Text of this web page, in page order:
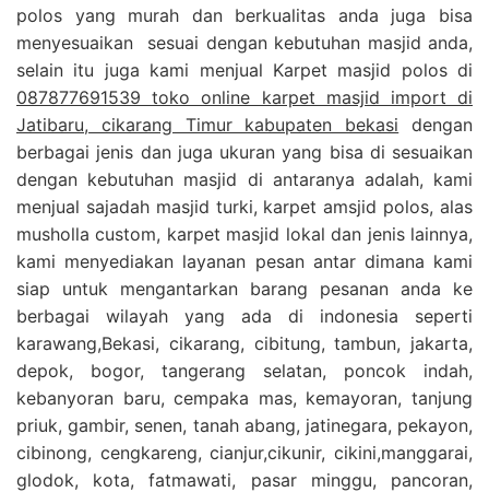
polos yang murah dan berkualitas anda juga bisa
menyesuaikan sesuai dengan kebutuhan masjid anda,
selain itu juga kami menjual Karpet masjid polos di
087877691539 toko online karpet masjid import di
Jatibaru, cikarang Timur kabupaten bekasi dengan
berbagai jenis dan juga ukuran yang bisa di sesuaikan
dengan kebutuhan masjid di antaranya adalah, kami
menjual sajadah masjid turki, karpet amsjid polos, alas
musholla custom, karpet masjid lokal dan jenis lainnya,
kami menyediakan layanan pesan antar dimana kami
siap untuk mengantarkan barang pesanan anda ke
berbagai wilayah yang ada di indonesia seperti
karawang,Bekasi, cikarang, cibitung, tambun, jakarta,
depok, bogor, tangerang selatan, poncok indah,
kebanyoran baru, cempaka mas, kemayoran, tanjung
priuk, gambir, senen, tanah abang, jatinegara, pekayon,
cibinong, cengkareng, cianjur,cikunir, cikini,manggarai,
glodok, kota, fatmawati, pasar minggu, pancoran,